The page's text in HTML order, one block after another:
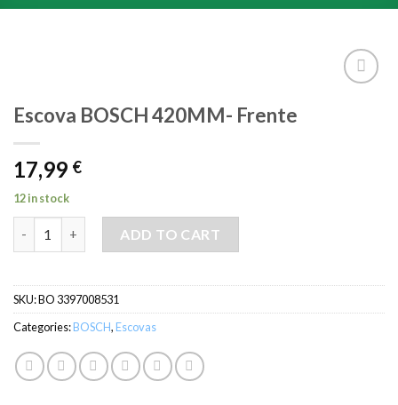
Escova BOSCH 420MM- Frente
17,99 €
12 in stock
ADD TO CART
SKU:BO 3397008531
Categories:BOSCH,Escovas